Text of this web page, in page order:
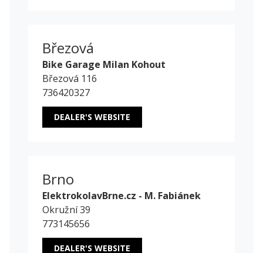
Březová
Bike Garage Milan Kohout
Březová 116
736420327
DEALER'S WEBSITE
Brno
ElektrokolavBrne.cz - M. Fabiánek
Okružní 39
773145656
DEALER'S WEBSITE